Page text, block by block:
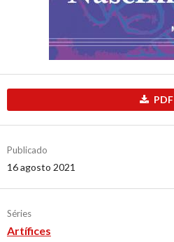
PDF
Publicado
16 agosto 2021
Séries
Artífices